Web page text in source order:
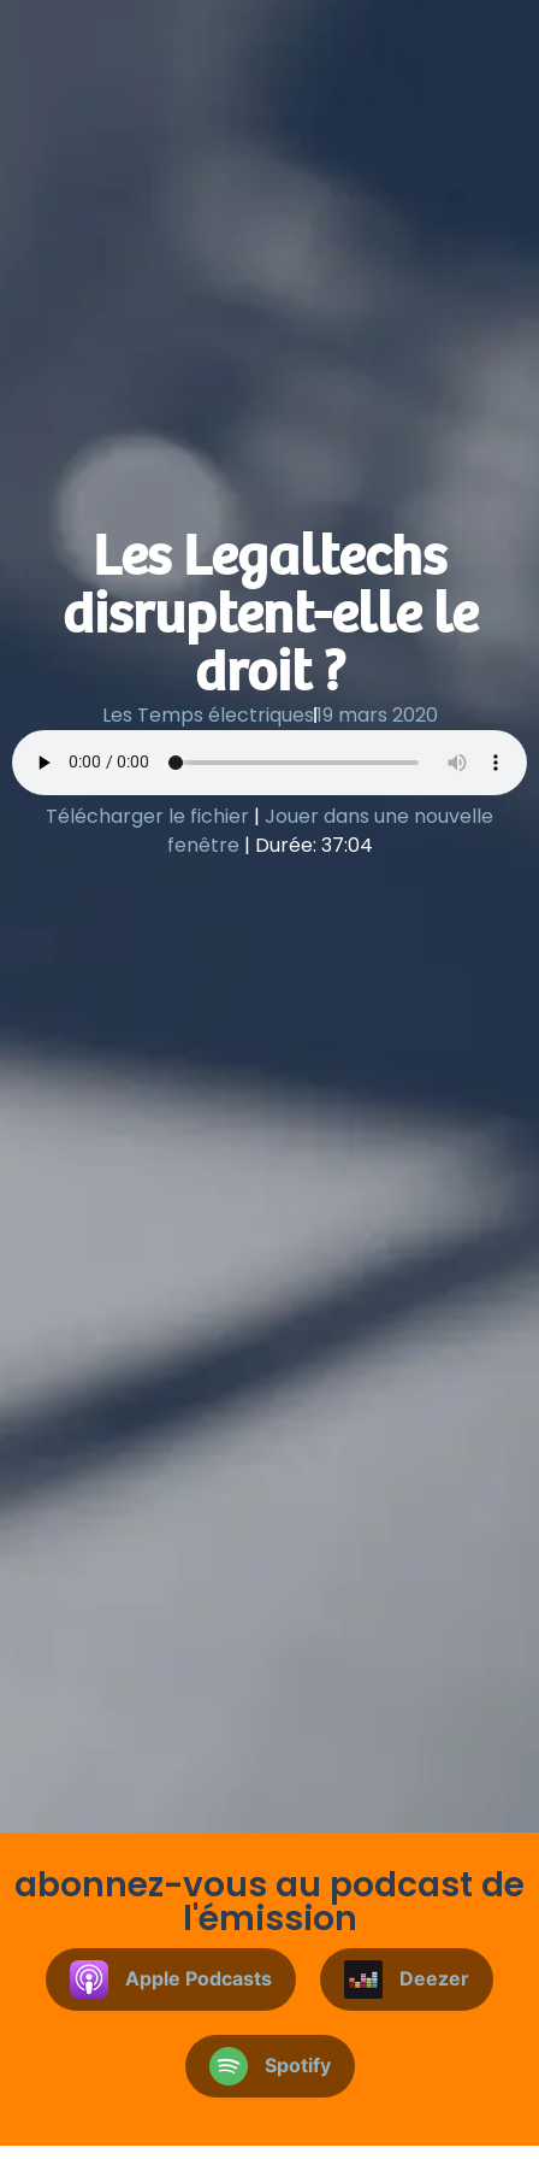
Les Legaltechs
disruptent-elle le
droit ?
Les Temps électriques19 mars 2020
Télécharger le fichier | Jouer dans une nouvelle
fenêtre | Durée: 37:04
abonnez-vous au podcast de
l'émission
Apple Podcasts Deezer
Spotify